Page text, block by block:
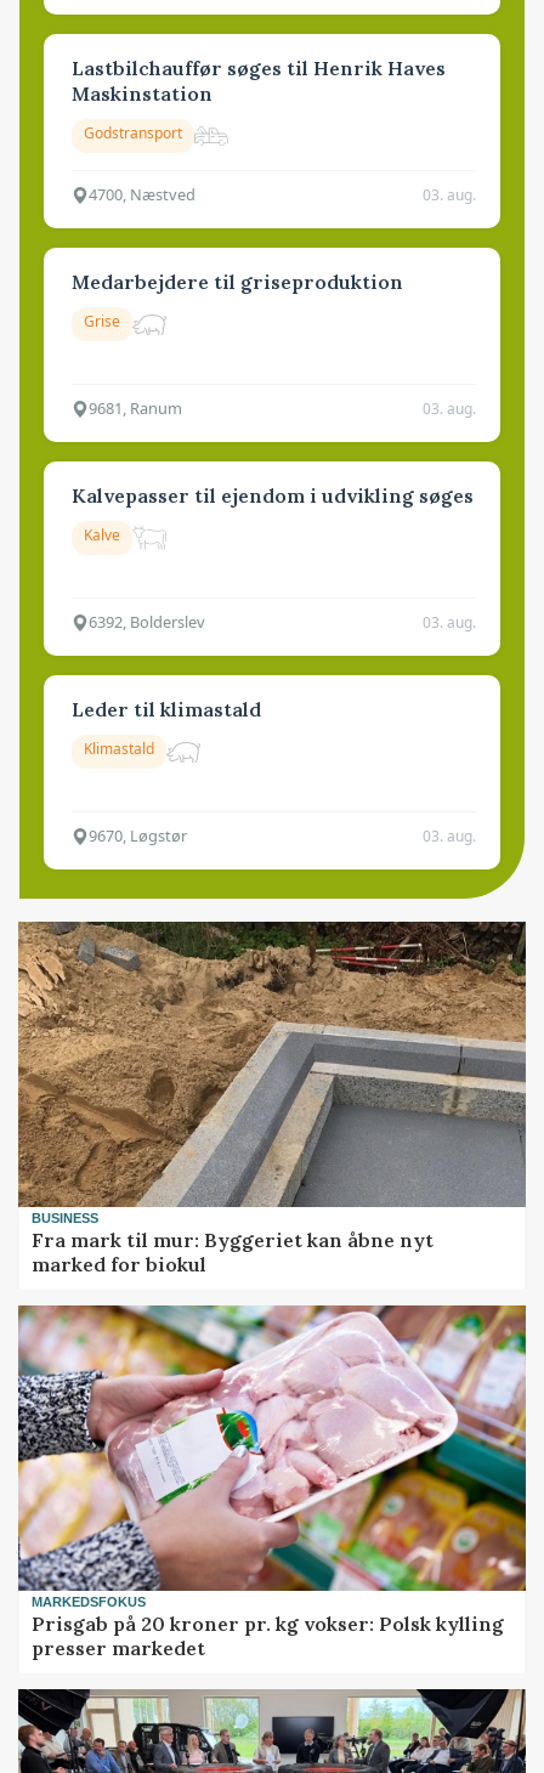
Lastbilchauffør søges til Henrik Haves
Maskinstation
Godstransport
4700, Næstved 03. aug.
Medarbejdere til griseproduktion
Grise
9681, Ranum 03. aug.
Kalvepasser til ejendom i udvikling søges
Kalve
6392, Bolderslev 03. aug.
Leder til klimastald
Klimastald
9670, Løgstør 03. aug.
BUSINESS
Fra mark til mur: Byggeriet kan åbne nyt
marked for biokul
MARKEDSFOKUS
Prisgab på 20 kroner pr. kg vokser: Polsk kylling
presser markedet